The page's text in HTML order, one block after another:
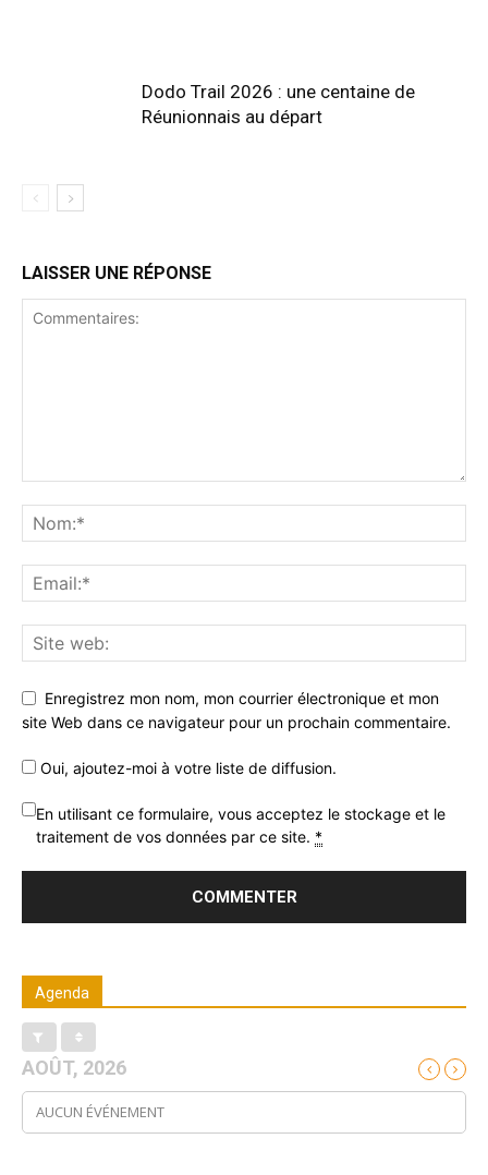
Dodo Trail 2026 : une centaine de
Réunionnais au départ
LAISSER UNE RÉPONSE
Enregistrez mon nom, mon courrier électronique et mon
site Web dans ce navigateur pour un prochain commentaire.
Oui, ajoutez-moi à votre liste de diffusion.
En utilisant ce formulaire, vous acceptez le stockage et le
traitement de vos données par ce site. *
Agenda
AOÛT, 2026
AUCUN ÉVÉNEMENT